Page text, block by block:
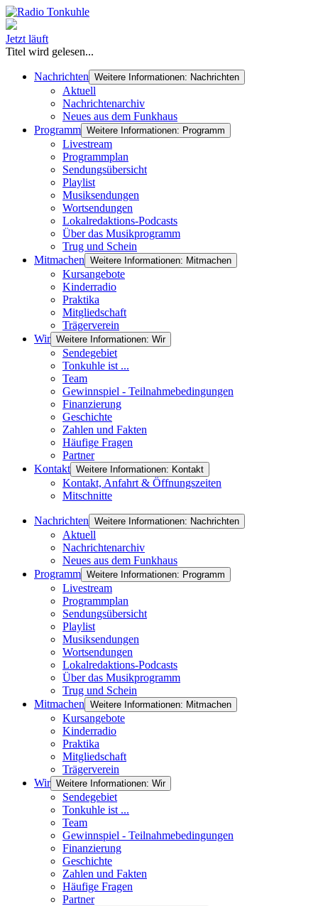
Jetzt läuft
Titel wird gelesen...
Nachrichten Weitere Informationen: Nachrichten
Aktuell
Nachrichtenarchiv
Neues aus dem Funkhaus
Programm Weitere Informationen: Programm
Livestream
Programmplan
Sendungsübersicht
Playlist
Musiksendungen
Wortsendungen
Lokalredaktions-Podcasts
Über das Musikprogramm
Trug und Schein
Mitmachen Weitere Informationen: Mitmachen
Kursangebote
Kinderradio
Praktika
Mitgliedschaft
Trägerverein
Wir Weitere Informationen: Wir
Sendegebiet
Tonkuhle ist ...
Team
Gewinnspiel - Teilnahmebedingungen
Finanzierung
Geschichte
Zahlen und Fakten
Häufige Fragen
Partner
Kontakt Weitere Informationen: Kontakt
Kontakt, Anfahrt & Öffnungszeiten
Mitschnitte
Nachrichten Weitere Informationen: Nachrichten
Aktuell
Nachrichtenarchiv
Neues aus dem Funkhaus
Programm Weitere Informationen: Programm
Livestream
Programmplan
Sendungsübersicht
Playlist
Musiksendungen
Wortsendungen
Lokalredaktions-Podcasts
Über das Musikprogramm
Trug und Schein
Mitmachen Weitere Informationen: Mitmachen
Kursangebote
Kinderradio
Praktika
Mitgliedschaft
Trägerverein
Wir Weitere Informationen: Wir
Sendegebiet
Tonkuhle ist ...
Team
Gewinnspiel - Teilnahmebedingungen
Finanzierung
Geschichte
Zahlen und Fakten
Häufige Fragen
Partner